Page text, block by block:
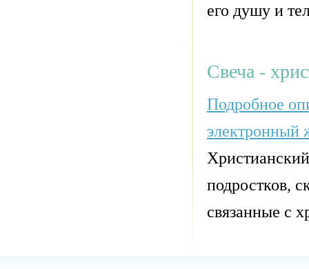
его душу и
Свеча -
Подробное
электронный
подростков,
связанные с